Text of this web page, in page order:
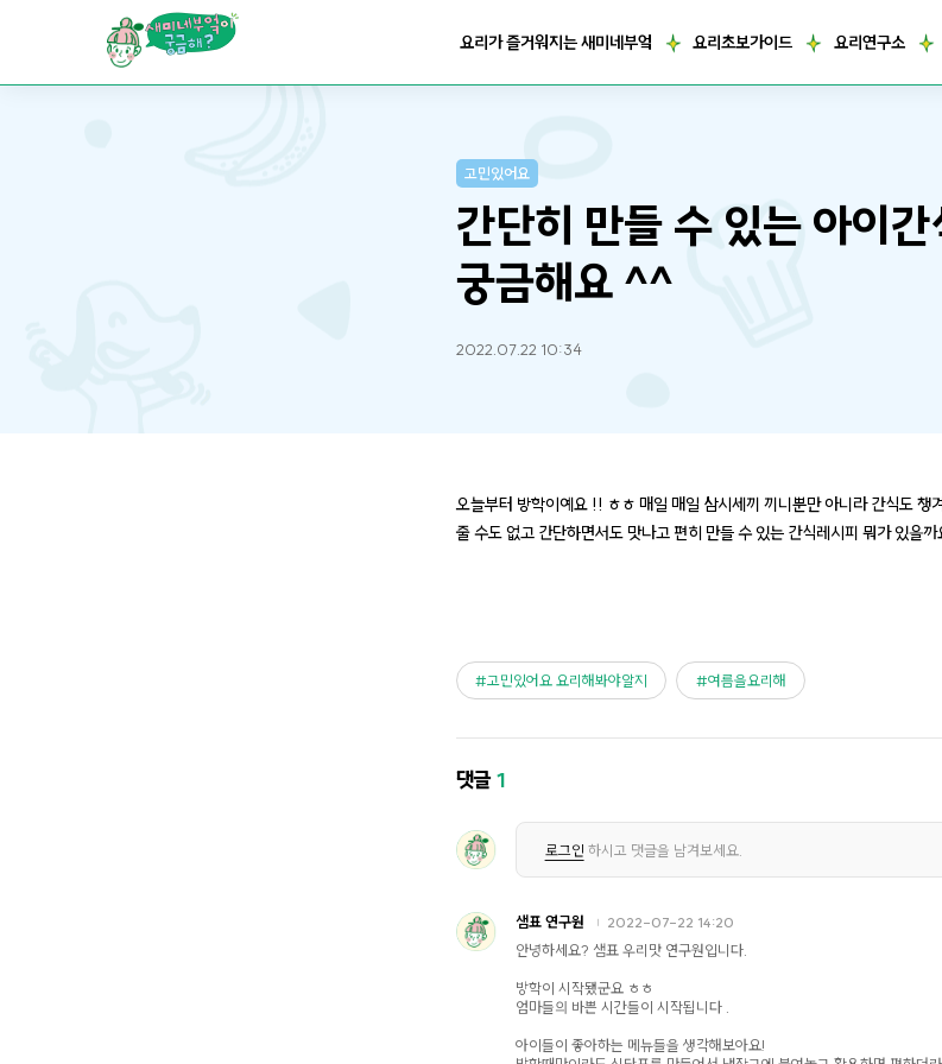
요리가 즐거워지는 새미네부엌 요리초보가이드 요리연구소
고민있어요
간단히 만들 수 있는 아이간
궁금해요 ^^
2022.07.22 10:34
오늘부터 방학이예요 !! ㅎㅎ 매일 매일 삼시세끼 끼니뿐만 아니라 간식도 챙
줄 수도 없고 간단하면서도 맛나고 편히 만들 수 있는 간식레시피 뭐가 있을
고민있어요 요리해봐야알지 여름을요리해
댓글1
로그인 하시고 댓글을 남겨보세요.
샘표 연구원 2022-07-22 14:20
안녕하세요? 샘표 우리맛 연구원입니다.
방학이 시작됐군요 ㅎㅎ
엄마들의 바쁜 시간들이 시작됩니다 .
아이들이 좋아하는 메뉴들을 생각해보아요!